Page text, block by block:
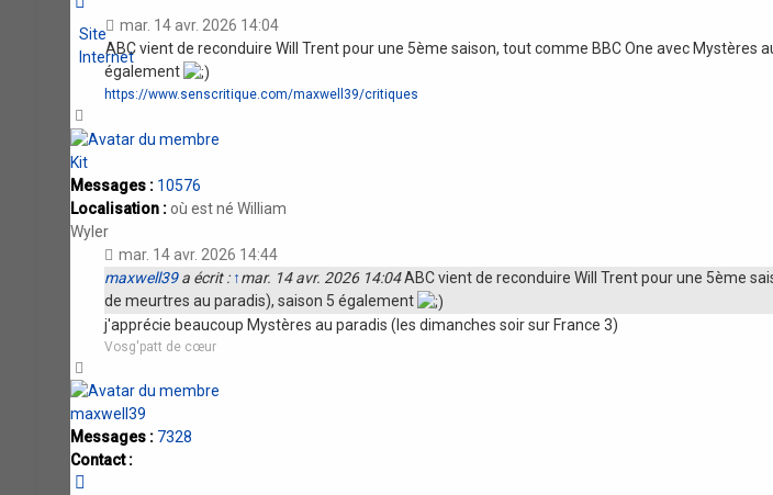
maxwell39
Site
Internet
mar. 14 avr. 2026 14:04
ABC vient de reconduire Will Trent pour une 5ème saison, tout comme BBC One avec Mystères
également
https://www.senscritique.com/maxwell39/critiques
Kit
Messages : 10576
Localisation :où est né William
Wyler
mar. 14 avr. 2026 14:44
maxwell39a écrit : ↑mar. 14 avr. 2026 14:04ABC vient de reconduire Will Trent pour une 5ème
de meurtres au paradis), saison 5 également
j'apprécie beaucoup Mystères au paradis (les dimanches soir sur France 3)
Vosg'patt de cœur
maxwell39
Messages : 7328
Contact :